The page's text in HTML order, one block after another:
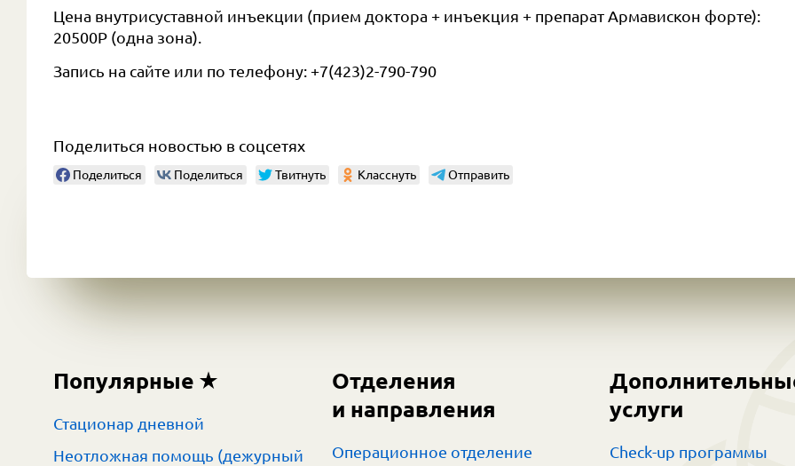
Цена внутрисуставной инъекции (прием доктора + инъекция + препарат Армавискон форте):
20500Р (одна зона).
Запись на сайте или по телефону: +7(423)2-790-790
Поделиться новостью в соцсетях
Поделиться Поделиться Твитнуть Класснуть Отправить
Популярные
Стационар дневной
Неотложная помощь (дежурный
Отделения
и направления
Операционное отделение
услуги
Check-up программы